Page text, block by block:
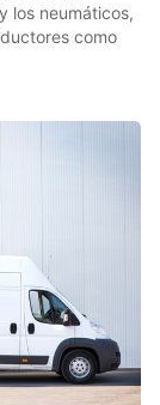
los neumáticos,
como